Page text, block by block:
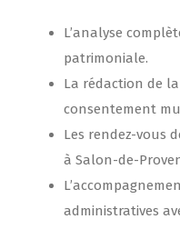
L’analyse
patrimoniale.
La rédaction de
consentement
Les rendez-vous
à Salon-de-
administratives